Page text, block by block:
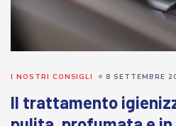
Il trattamento
I NOSTRI CONSIGLI 8 SETTEMBRE